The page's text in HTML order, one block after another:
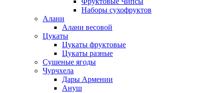
Наборы сухофруктов
Алани
Алани весовой
Цукаты
Цукаты фруктовые
Цукаты разные
Сушеные ягоды
Чурчхела
Дары Армении
Ануш